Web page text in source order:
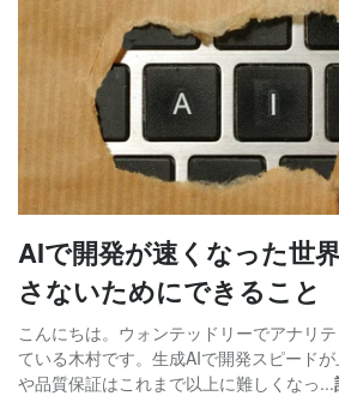
AIで開発が速くなった世
さないためにできること
こんにちは。ウォンテッドリーでアナリ
ている木村です。生成AIで開発スピード
や品質保証はこれまで以上に難しくなっ...